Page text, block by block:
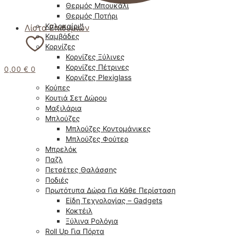
Λίστα Επιθυμιών
0,00 € 0
Θερμός Μπουκάλι
Θερμός Ποτήρι
Καλοκαίρι!!
Καμβάδες
Κορνίζες
Κορνίζες Ξύλινες
Κορνίζες Πέτρινες
Κορνίζες Plexiglass
Κούπες
Κουτιά Σετ Δώρου
Μαξιλάρια
Μπλούζες
Μπλούζες Κοντομάνικες
Μπλούζες Φούτερ
Μπρελόκ
Παζλ
Πετσέτες Θαλάσσης
Ποδιές
Πρωτότυπα Δώρα Για Κάθε Περίσταση
Είδη Τεχνολογίας – Gadgets
Κοκτέιλ
Ξύλινα Ρολόγια
Roll Up Για Πόρτα